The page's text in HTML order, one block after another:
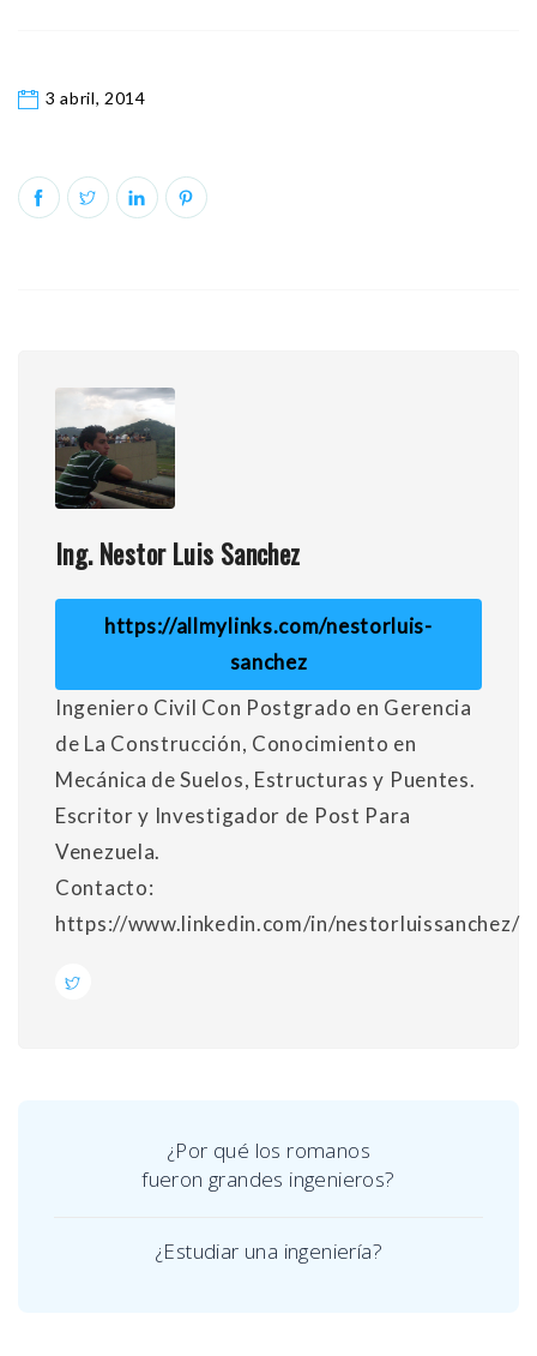
3 abril, 2014
Ing. Nestor Luis Sanchez
https://allmylinks.com/nestorluis-
sanchez
Ingeniero Civil Con Postgrado en Gerencia
de La Construcción, Conocimiento en
Mecánica de Suelos, Estructuras y Puentes.
Escritor y Investigador de Post Para
Venezuela.
Contacto:
https://www.linkedin.com/in/nestorluissanchez/
¿Por qué los romanos
fueron grandes ingenieros?
¿Estudiar una ingeniería?